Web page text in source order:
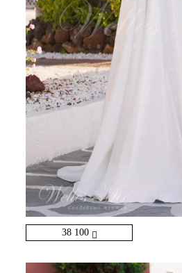
38 100